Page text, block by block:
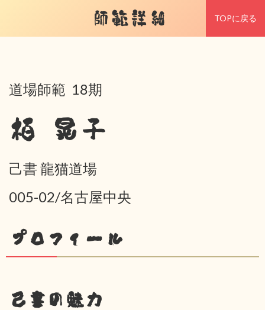
師範詳細 TOPに戻る
道場師範 18期
栢 晃子
己書 龍猫道場
005-02/名古屋中央
プロフィール
己書の魅力